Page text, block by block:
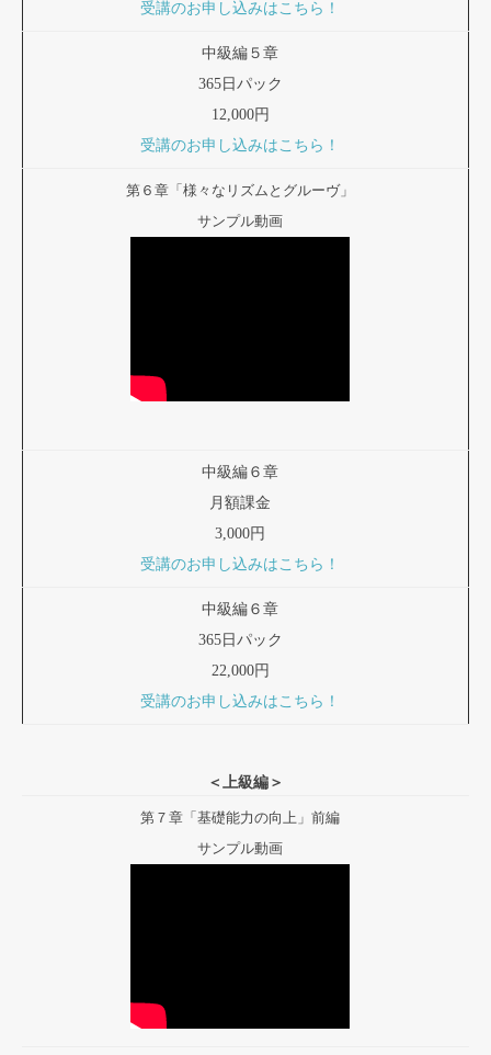
受講のお申し込みはこちら！
中級編５章
365日パック
12,000円
受講のお申し込みはこちら！
第６章「様々なリズムとグルーヴ」
サンプル動画
中級編６章
月額課金
3,000円
受講のお申し込みはこちら！
中級編６章
365日パック
22,000円
受講のお申し込みはこちら！
＜上級編＞
第７章「基礎能力の向上」前編
サンプル動画